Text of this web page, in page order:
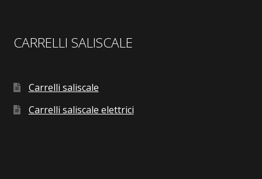
CARRELLI SALISCALE
Carrelli saliscale
Carrelli saliscale elettrici